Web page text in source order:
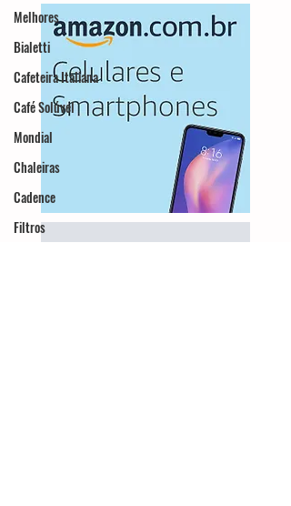
Melhores
Bialetti
Cafeteira Italiana
Café Solúvel
Mondial
Chaleiras
Cadence
Filtros